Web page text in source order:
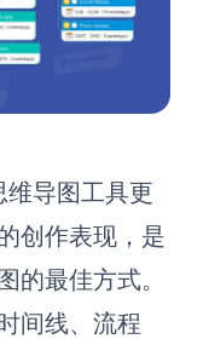
导图工具更
创作表现，是
的最佳方式。
间线、流程